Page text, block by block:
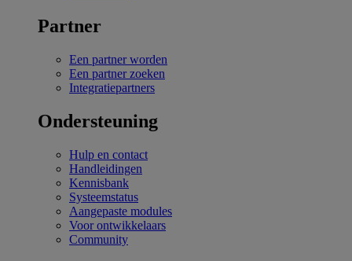
Partner
Een partner worden
Een partner zoeken
Integratiepartners
Ondersteuning
Hulp en contact
Handleidingen
Kennisbank
Systeemstatus
Aangepaste modules
Voor ontwikkelaars
Community